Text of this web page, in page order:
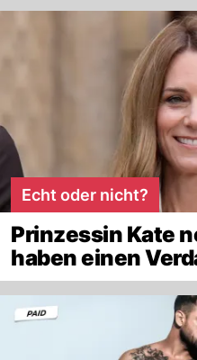
Echt oder nicht?
Prinzessin Kate
haben einen